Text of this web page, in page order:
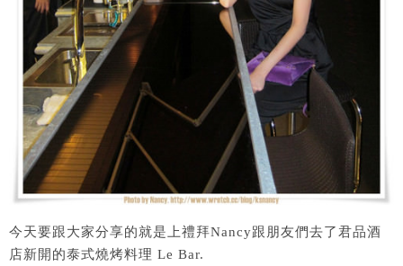
今天要跟大家分享的就是上禮拜Nancy跟朋友們去了君品酒
店新開的泰式燒烤料理 Le Bar.